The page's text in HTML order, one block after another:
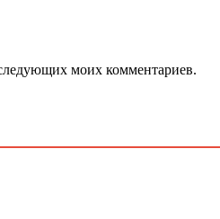
моих комментариев.